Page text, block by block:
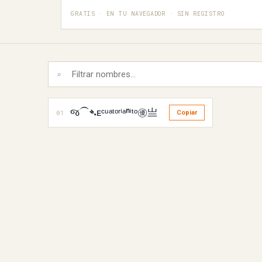
GRATIS · EN TU NAVEGADOR · SIN REGISTRO
⌕
01 જ⁀➴ᴇᶜᵘᵃᵗᵒʳⁱᵃⁿⁱᵗᵒ㊝亗 Copiar